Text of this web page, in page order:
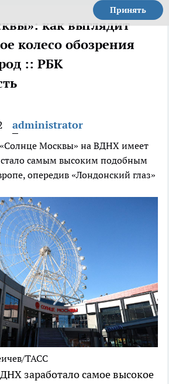
Принять
как выглядит
колесо обозрения
:: РБК
administrator
Москвы» на ВДНХ имеет
самым высоким подобным
опередив «Лондонский глаз»
ТАСС
заработало самое высокое